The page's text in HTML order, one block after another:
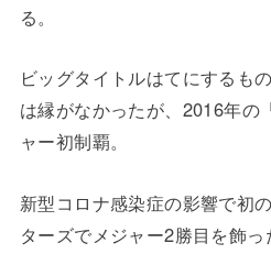
る。
ビッグタイトルはてにするも
は縁がなかったが、2016年の
ャー初制覇。
新型コロナ感染症の影響で初
ターズでメジャー2勝目を飾っ